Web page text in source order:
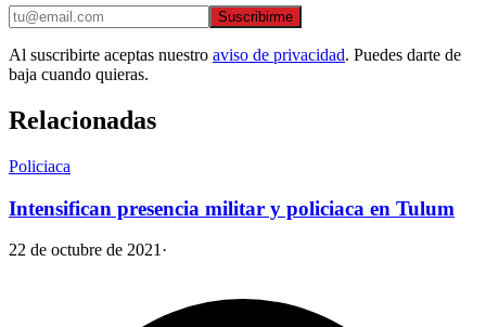
Suscribirme
Al suscribirte aceptas nuestro aviso de privacidad. Puedes darte de
baja cuando quieras.
Relacionadas
Policiaca
Intensifican presencia militar y policiaca en Tulum
22 de octubre de 2021 ·